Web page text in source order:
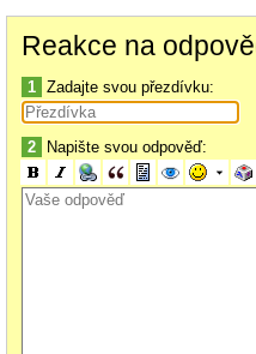
Reakce na
1 Zadajte svou přezdívku:
2 Napište svou odpověď: